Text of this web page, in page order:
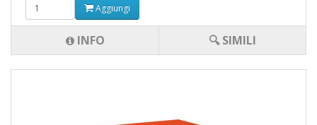
Aggiungi
INFO 🔍 SIMILI